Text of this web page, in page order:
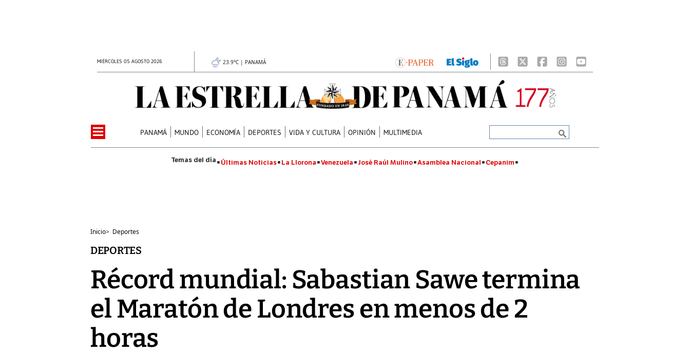
MIÉRCOLES 05 AGOSTO 2026 23.9°C | PANAMÁ
PANAMÁ MUNDO ECONOMÍA DEPORTES VIDA Y CULTURA OPINIÓN MULTIMEDIA
Últimas Noticias La Llorona Venezuela José Raúl Mulino Asamblea Nacional Cepanim
Inicio> Deportes
DEPORTES
Récord mundial: Sabastian Sawe termina
el Maratón de Londres en menos de 2
horas